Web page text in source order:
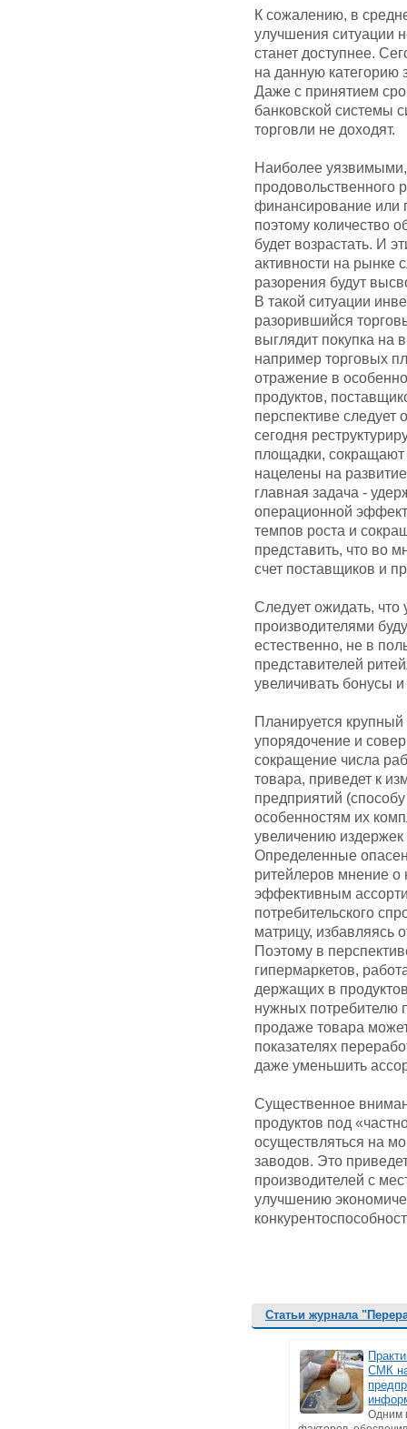
К сожалению, в
улучшения ситуации
станет доступнее.
на данную категорию
Даже с принятием
банковской системы
торговли не доходят.
Наиболее уязвимыми,
продовольственного
финансирование или
поэтому количество
будет возрастать. И
активности на рынке
разорения будут
В такой ситуации
разорившийся
выглядит покупка на
например торговых
отражение в
продуктов,
перспективе следует
сегодня
площадки,
нацелены на
главная задача -
операционной
темпов роста и
представить, что во
счет поставщиков и
Следует ожидать, что
производителями
естественно, не в
представителей
увеличивать бонусы
Планируется крупный
упорядочение и
сокращение числа
товара, приведет к
предприятий
особенностям их
увеличению
Определенные
ритейлеров мнение о
эффективным
потребительского
матрицу, избавляясь
Поэтому в
гипермаркетов,
держащих в
нужных потребителю
продаже товара
показателях
даже уменьшить
Существенное
продуктов под
осуществляться на
заводов. Это
производителей с
улучшению
Статьи журнала
СМК
Одним